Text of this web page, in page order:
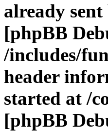
already
[phpBB
/includes/
header
started at /
[phpBB